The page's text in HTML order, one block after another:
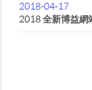
2018-04-17
2018 全新博益網